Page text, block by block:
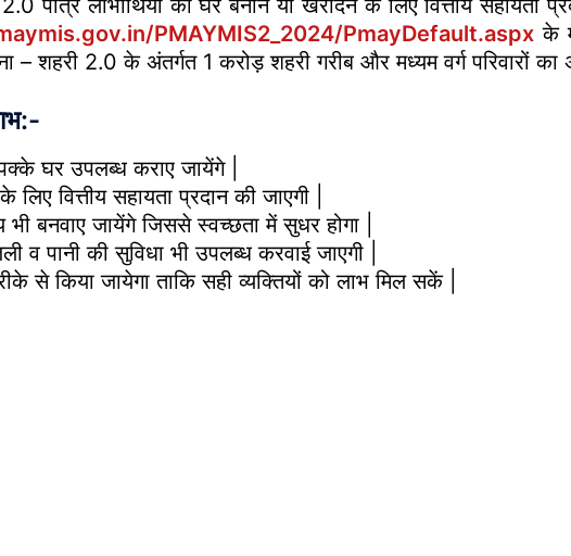
पात्र लाभार्थियों को घर बनाने या खरीदने के लिए वित्तीय
PMAYMIS2_2024/PmayDefault.aspx के
शहरी 2.0 के अंतर्गत 1 करोड़ शहरी गरीब और मध्यम वर्ग परिवारों
घर उपलब्ध कराए जायेंगे |
वित्तीय सहायता प्रदान की जाएगी |
बनवाए जायेंगे जिससे स्वच्छता में सुधर होगा |
व पानी की सुविधा भी उपलब्ध करवाई जाएगी |
से किया जायेगा ताकि सही व्यक्तियों को लाभ मिल सकें |